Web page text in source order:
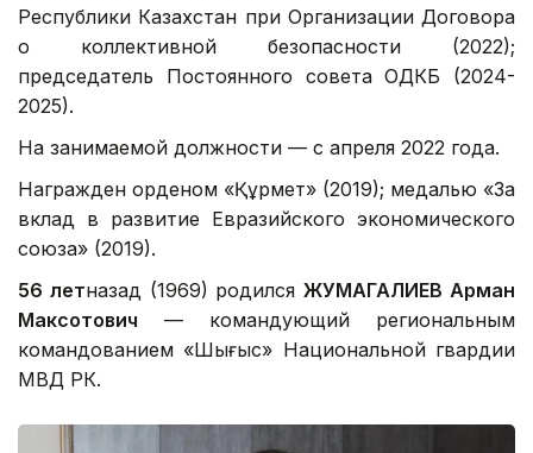
Республики Казахстан при Организации Договора
о коллективной безопасности (2022);
председатель Постоянного совета ОДКБ (2024-
2025).
На занимаемой должности — с апреля 2022 года.
Награжден орденом «Құрмет» (2019); медалью «За
вклад в развитие Евразийского экономического
союза» (2019).
56 летназад (1969) родилсяЖУМАГАЛИЕВ Арман
Максотович — командующий региональным
командованием «Шығыс» Национальной гвардии
МВД РК.